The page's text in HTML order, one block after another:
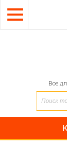
Все